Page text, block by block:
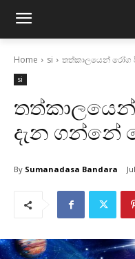
Home si තත්කාලයෙන් රෝග
si
දැන ගන්නේ
By Sumanadasa Bandara